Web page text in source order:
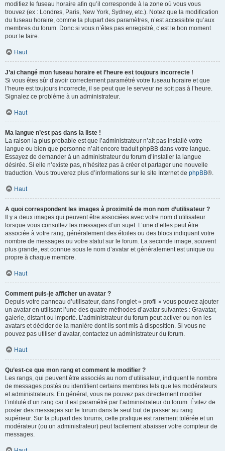
modifiez le fuseau horaire afin qu’il corresponde à la zone où vous vous
trouvez (ex : Londres, Paris, New York, Sydney, etc.). Notez que la modification
du fuseau horaire, comme la plupart des paramètres, n’est accessible qu’aux
membres du forum. Donc si vous n’êtes pas enregistré, c’est le bon moment
pour le faire.
Haut
J’ai changé mon fuseau horaire et l’heure est toujours incorrecte !
Si vous êtes sûr d’avoir correctement paramétré votre fuseau horaire et que
l’heure est toujours incorrecte, il se peut que le serveur ne soit pas à l’heure.
Signalez ce problème à un administrateur.
Haut
Ma langue n’est pas dans la liste !
La raison la plus probable est que l’administrateur n’ait pas installé votre
langue ou bien que personne n’ait encore traduit phpBB dans votre langue.
Essayez de demander à un administrateur du forum d’installer la langue
désirée. Si elle n’existe pas, n’hésitez pas à créer et partager une nouvelle
traduction. Vous trouverez plus d’informations sur le site Internet de phpBB®.
Haut
A quoi correspondent les images à proximité de mon nom d’utilisateur ?
Il y a deux images qui peuvent être associées avec votre nom d’utilisateur
lorsque vous consultez les messages d’un sujet. L’une d’elles peut être
associée à votre rang, généralement des étoiles ou des blocs indiquant votre
nombre de messages ou votre statut sur le forum. La seconde image, souvent
plus grande, est connue sous le nom d’avatar et généralement est unique ou
propre à chaque membre.
Haut
Comment puis-je afficher un avatar ?
Depuis votre panneau d’utilisateur, dans l’onglet « profil » vous pouvez ajouter
un avatar en utilisant l’une des quatre méthodes d’avatar suivantes : Gravatar,
galerie, distant ou importé. L’administrateur du forum peut activer ou non les
avatars et décider de la manière dont ils sont mis à disposition. Si vous ne
pouvez pas utiliser d’avatar, contactez un administrateur du forum.
Haut
Qu’est-ce que mon rang et comment le modifier ?
Les rangs, qui peuvent être associés au nom d’utilisateur, indiquent le nombre
de messages postés ou identifient certains membres tels que les modérateurs
et administrateurs. En général, vous ne pouvez pas directement modifier
l’intitulé d’un rang car il est paramétré par l’administrateur du forum. Évitez de
poster des messages sur le forum dans le seul but de passer au rang
supérieur. Sur la plupart des forums, cette pratique est rarement tolérée et un
modérateur (ou un administrateur) peut facilement abaisser votre compteur de
messages.